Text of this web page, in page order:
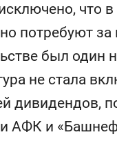
что
потребуют за
был один
не стала
дивидендов,
АФК и